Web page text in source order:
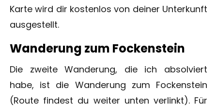
Karte wird dir kostenlos von deiner Unterkunft
ausgestellt.
Wanderung zum Fockenstein
Die zweite Wanderung, die ich absolviert
habe, ist die Wanderung zum Fockenstein
(Route findest du weiter unten verlinkt). Für